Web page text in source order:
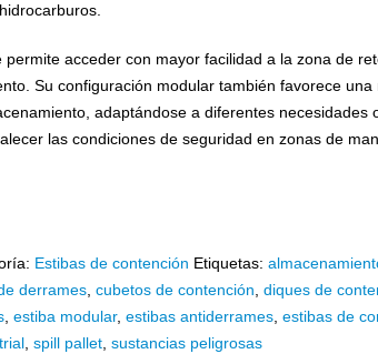
acceder con mayor facilidad a la zona de
Su configuración modular también favorece una
adaptándose a diferentes necesidades
las condiciones de seguridad en zonas de
Estibas de contención Etiquetas:
derrames, cubetos de contención, diques de
, estiba modular, estibas antiderrames, estibas de
, spill pallet, sustancias peligrosas